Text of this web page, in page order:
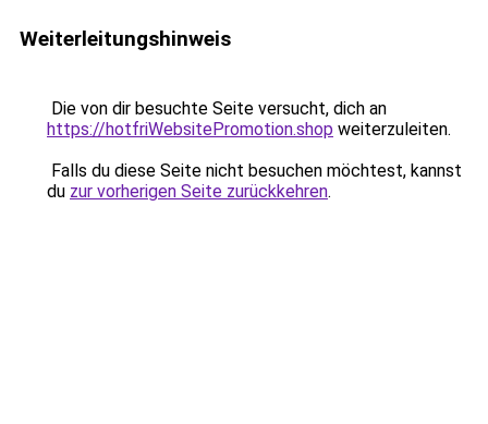
Weiterleitungshinweis
Die von dir besuchte Seite versucht, dich an
https://hotfriWebsitePromotion.shop weiterzuleiten.
Falls du diese Seite nicht besuchen möchtest, kannst
du zur vorherigen Seite zurückkehren.